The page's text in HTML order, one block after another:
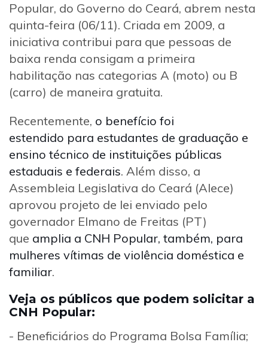
Popular, do Governo do Ceará, abrem nesta
quinta-feira (06/11). Criada em 2009, a
iniciativa contribui para que pessoas de
baixa renda consigam a primeira
habilitação nas categorias A (moto) ou B
(carro) de maneira gratuita.
Recentemente, o benefício foi
estendido para estudantes de graduação e
ensino técnico de instituições públicas
estaduais e federais. Além disso, a
Assembleia Legislativa do Ceará (Alece)
aprovou projeto de lei enviado pelo
governador Elmano de Freitas (PT)
que amplia a CNH Popular, também, para
mulheres vítimas de violência doméstica e
familiar.
Veja os públicos que podem solicitar a
CNH Popular:
- Beneficiários do Programa Bolsa Família;